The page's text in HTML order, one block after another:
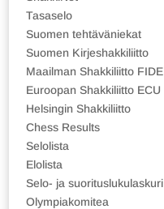
Tasaselo
Suomen tehtäväniekat
Suomen Kirjeshakkiliitto
Maailman Shakkiliitto FIDE
Euroopan Shakkiliitto ECU
Helsingin Shakkiliitto
Chess Results
Selolista
Elolista
Selo- ja suorituslukulaskuri
Olympiakomitea